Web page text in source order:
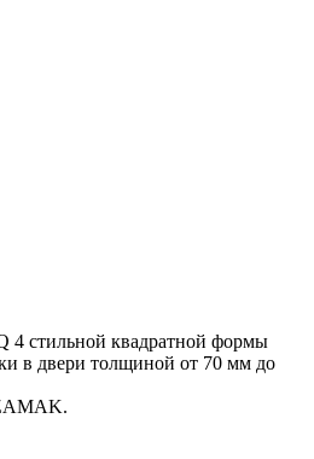
4 стильной квадратной формы
в двери толщиной от 70 мм до